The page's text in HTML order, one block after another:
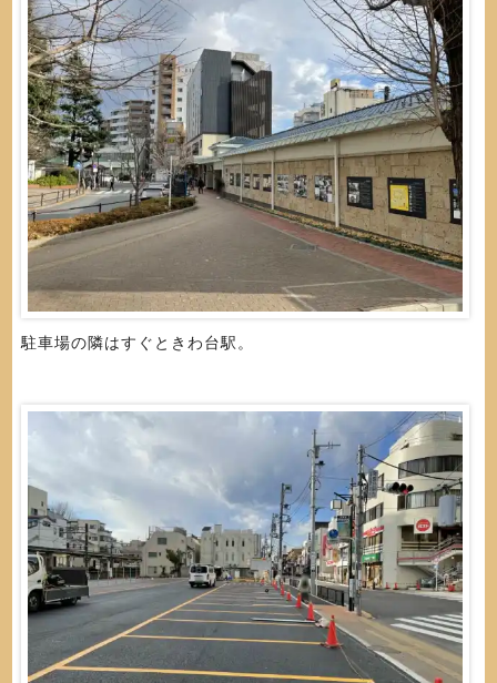
駐車場の隣はすぐときわ台駅。